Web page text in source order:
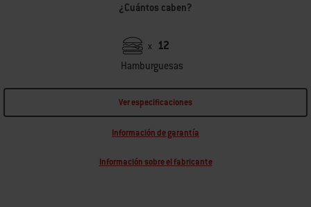
¿Cuántos caben?
x 12
Hamburguesas
Ver especificaciones
Información de garantía
Información sobre el fabricante